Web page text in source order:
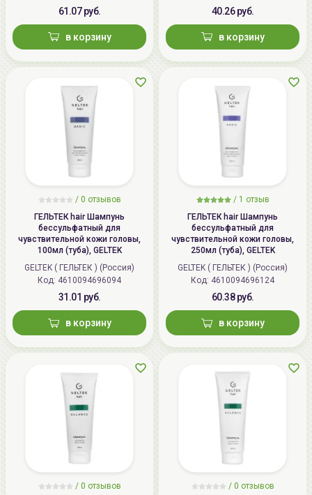
61.07 руб.
в корзину
40.26 руб.
в корзину
/ 0 отзывов
ГЕЛЬТЕК hair Шампунь
бессульфатный для
чувствительной кожи головы,
100мл (туба), GELTEK
GELTEK ( ГЕЛЬТЕК ) (Россия)
Код: 4610094696094
31.01 руб.
в корзину
/ 1 отзыв
ГЕЛЬТЕК hair Шампунь
бессульфатный для
чувствительной кожи головы,
250мл (туба), GELTEK
GELTEK ( ГЕЛЬТЕК ) (Россия)
Код: 4610094696124
60.38 руб.
в корзину
/ 0 отзывов
/ 0 отзывов